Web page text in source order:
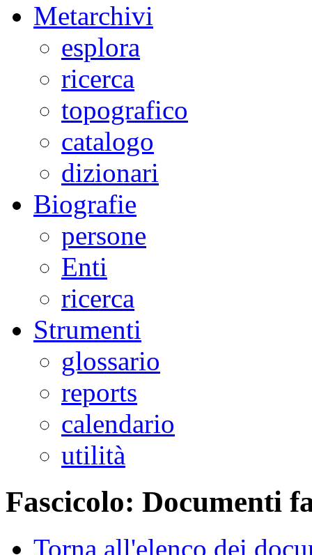
Metarchivi
esplora
ricerca
topografico
catalogo
dizionari
Biografie
persone
Enti
ricerca
Strumenti
glossario
reports
calendario
utilità
Fascicolo: Documenti
Torna all'elenco dei